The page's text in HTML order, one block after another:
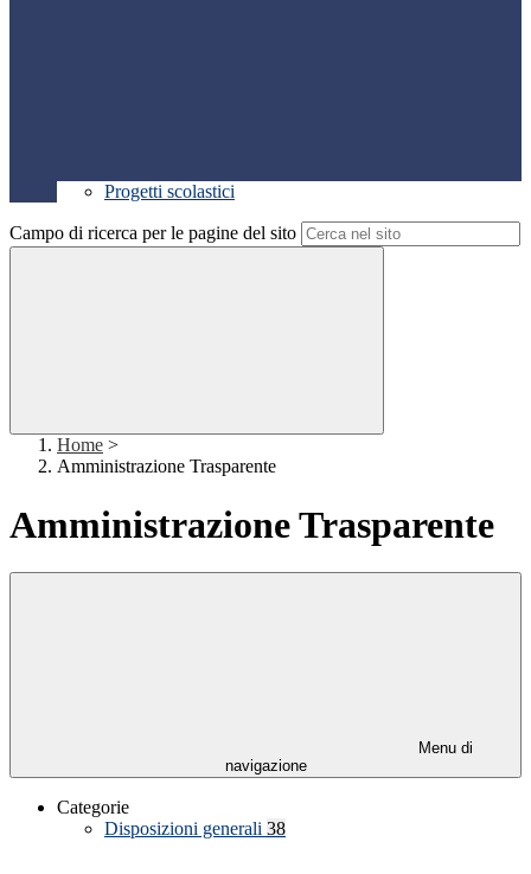
Progetti scolastici
Campo di ricerca per le pagine del sito
Home >
Amministrazione Trasparente
Amministrazione Trasparente
Menu di
navigazione
Categorie
Disposizioni generali 38